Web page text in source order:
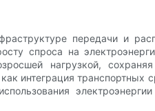
передачи и
спроса на
нагрузкой,
интеграция